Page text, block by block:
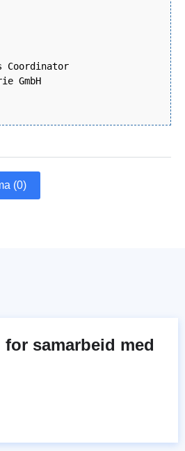
Coordinator
GmbH
(0)
samarbeid med